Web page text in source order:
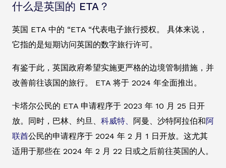
什么是英国的 ETA？
英国 ETA 中的 “ETA “代表电子旅行授权。 具体来说，
它指的是短期访问英国的数字旅行许可。
有鉴于此，英国政府希望实施更严格的边境管制措施，并
改善前往该国的旅行。 ETA 将于 2024 年全面推出。
卡塔尔公民的 ETA 申请程序于 2023 年 10 月 25 日开
放。同时，巴林、约旦、 科威特、 阿曼、沙特阿拉伯和阿
联酋公民的申请程序于 2024 年 2 月 1 日开放。这尤其
适用于那些在 2024 年 2 月 22 日或之后前往英国的人。